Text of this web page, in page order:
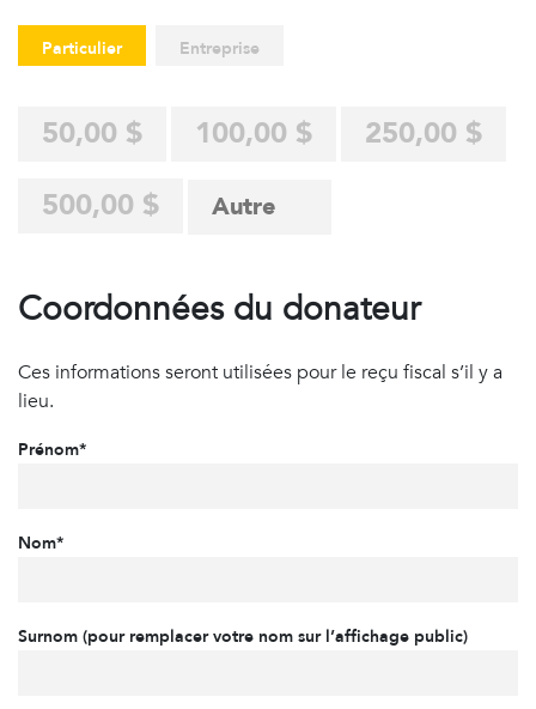
Particulier Entreprise
50,00 $ 100,00 $
250,00 $
500,00 $
Coordonnées du donateur
Ces informations seront utilisées pour le reçu fiscal s’il y a
lieu.
Prénom*
Nom*
Surnom (pour remplacer votre nom sur l’affichage public)